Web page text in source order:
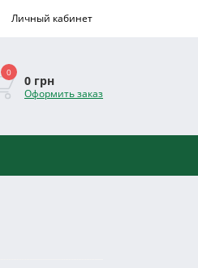
Личный кабинет
0
0 грн
Оформить заказ